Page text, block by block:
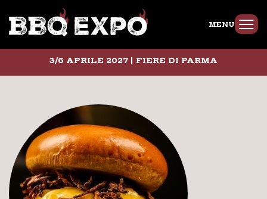
MENU
3/6 APRILE 2027 | FIERE DI PARMA